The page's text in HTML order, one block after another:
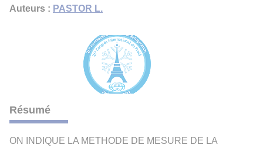
Auteurs : PASTOR L.
Résumé
ON INDIQUE LA METHODE DE MESURE DE LA